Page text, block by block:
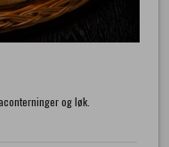
og løk.